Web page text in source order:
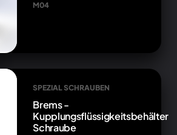
M04
SPEZIAL SCHRAUBEN
Brems -
Kupplungsflüssigkeitsbehälter
Schraube